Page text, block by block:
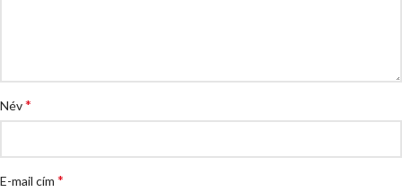
Név*
E-mail cím *